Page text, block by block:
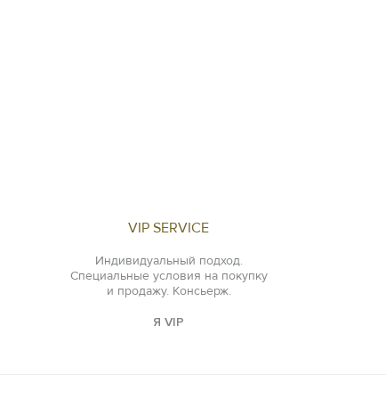
VIP SERVICE
Индивидуальный подход.
Специальные условия на покупку
и продажу. Консьерж.
Я VIP